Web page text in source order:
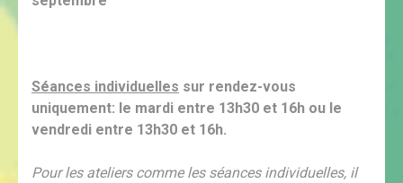
Séances individuelles sur rendez-vous
uniquement: le mardi entre 13h30 et 16h ou le
vendredi entre 13h30 et 16h.
Pour les ateliers comme les séances individuelles, il